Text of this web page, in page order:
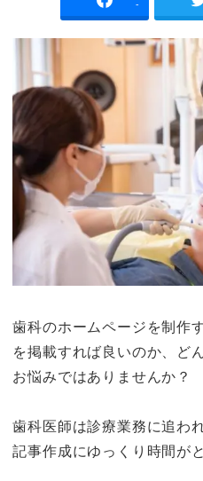
-
歯科のホームページを制作
を掲載すれば良いのか、ど
お悩みではありませんか？
歯科医師は診療業務に追わ
記事作成にゆっくり時間が